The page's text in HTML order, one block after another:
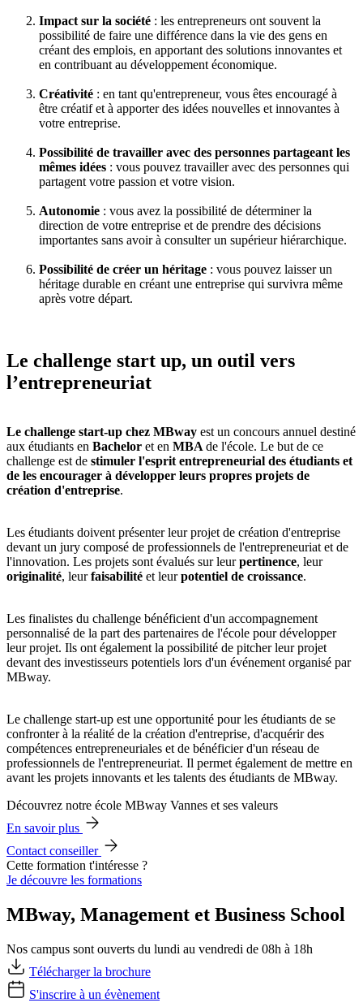
Impact sur la société : les entrepreneurs ont souvent la
possibilité de faire une différence dans la vie des gens en
créant des emplois, en apportant des solutions innovantes et
en contribuant au développement économique.
Créativité : en tant qu'entrepreneur, vous êtes encouragé à
être créatif et à apporter des idées nouvelles et innovantes à
votre entreprise.
Possibilité de travailler avec des personnes partageant les
mêmes idées : vous pouvez travailler avec des personnes qui
partagent votre passion et votre vision.
Autonomie : vous avez la possibilité de déterminer la
direction de votre entreprise et de prendre des décisions
importantes sans avoir à consulter un supérieur hiérarchique.
Possibilité de créer un héritage : vous pouvez laisser un
héritage durable en créant une entreprise qui survivra même
après votre départ.
Le challenge start up, un outil vers
l’entrepreneuriat
Le challenge start-up chez MBway est un concours annuel destiné
aux étudiants en Bachelor et en MBA de l'école. Le but de ce
challenge est de stimuler l'esprit entrepreneurial des étudiants et
de les encourager à développer leurs propres projets de
création d'entreprise.
Les étudiants doivent présenter leur projet de création d'entreprise
devant un jury composé de professionnels de l'entrepreneuriat et de
l'innovation. Les projets sont évalués sur leurpertinence, leur
originalité, leurfaisabilité et leurpotentiel de croissance.
Les finalistes du challenge bénéficient d'un accompagnement
personnalisé de la part des partenaires de l'école pour développer
leur projet. Ils ont également la possibilité de pitcher leur projet
devant des investisseurs potentiels lors d'un événement organisé par
MBway.
Le challenge start-up est une opportunité pour les étudiants de se
confronter à la réalité de la création d'entreprise, d'acquérir des
compétences entrepreneuriales et de bénéficier d'un réseau de
professionnels de l'entrepreneuriat. Il permet également de mettre en
avant les projets innovants et les talents des étudiants de MBway.
Découvrez notre école MBway Vannes et ses valeurs
En savoir plus
Contact conseiller
Cette formation t'intéresse ?
Je découvre les formations
MBway, Management et Business School
Nos campus sont ouverts du lundi au vendredi de 08h à 18h
Télécharger la brochure
S'inscrire à un évènement